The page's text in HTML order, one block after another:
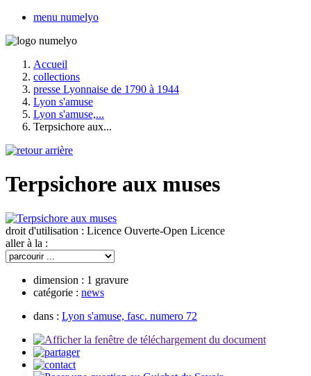
menu numelyo
Accueil
collections
presse Lyonnaise de 1790 à 1944
Lyon s'amuse
Lyon s'amuse,...
Terpsichore aux...
Terpsichore aux muses
droit d'utilisation : Licence Ouverte-Open Licence
aller à la :
dimension : 1 gravure
catégorie : news
dans : Lyon s'amuse, fasc. numero 72